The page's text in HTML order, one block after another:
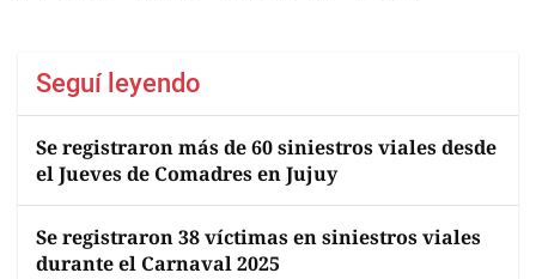
Seguí leyendo
Se registraron más de 60 siniestros viales desde
el Jueves de Comadres en Jujuy
Se registraron 38 víctimas en siniestros viales
durante el Carnaval 2025